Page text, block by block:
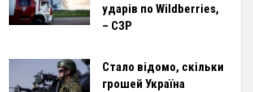
ударів по Wildberries,
– СЗР
Стало відомо, скільки
грошей Україна